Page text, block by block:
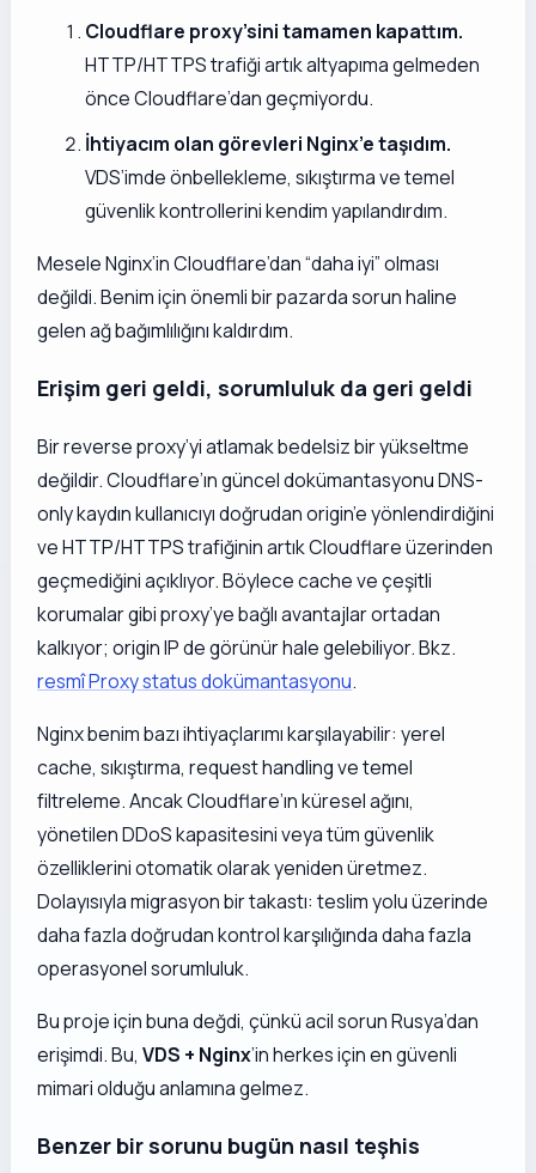
Cloudflare proxy’sini tamamen kapattım.
HTTP/HTTPS trafiği artık altyapıma gelmeden
önce Cloudflare’dan geçmiyordu.
İhtiyacım olan görevleri Nginx’e taşıdım.
VDS’imde önbellekleme, sıkıştırma ve temel
güvenlik kontrollerini kendim yapılandırdım.
Mesele Nginx’in Cloudflare’dan “daha iyi” olması
değildi. Benim için önemli bir pazarda sorun haline
gelen ağ bağımlılığını kaldırdım.
Erişim geri geldi, sorumluluk da geri geldi
Bir reverse proxy’yi atlamak bedelsiz bir yükseltme
değildir. Cloudflare’ın güncel dokümantasyonu DNS-
only kaydın kullanıcıyı doğrudan origin’e yönlendirdiğini
ve HTTP/HTTPS trafiğinin artık Cloudflare üzerinden
geçmediğini açıklıyor. Böylece cache ve çeşitli
korumalar gibi proxy’ye bağlı avantajlar ortadan
kalkıyor; origin IP de görünür hale gelebiliyor. Bkz.
resmî Proxy status dokümantasyonu.
Nginx benim bazı ihtiyaçlarımı karşılayabilir: yerel
cache, sıkıştırma, request handling ve temel
filtreleme. Ancak Cloudflare’ın küresel ağını,
yönetilen DDoS kapasitesini veya tüm güvenlik
özelliklerini otomatik olarak yeniden üretmez.
Dolayısıyla migrasyon bir takastı: teslim yolu üzerinde
daha fazla doğrudan kontrol karşılığında daha fazla
operasyonel sorumluluk.
Bu proje için buna değdi, çünkü acil sorun Rusya’dan
erişimdi. Bu,VDS + Nginx’in herkes için en güvenli
mimari olduğu anlamına gelmez.
Benzer bir sorunu bugün nasıl teşhis